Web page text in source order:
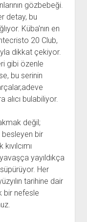
gözbebeği.
detay, bu
Küba'nın en
20 Club,
dikkat çekiyor.
gibi özenle
bu serinin
bulabiliyor.
değil;
besleyen bir
yayıldıkça
Her
tarihine dair
bir nefesle